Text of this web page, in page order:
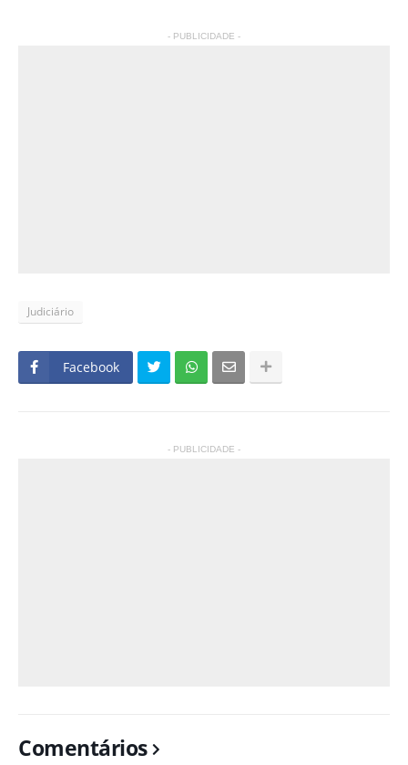
- PUBLICIDADE -
Judiciário
Facebook
- PUBLICIDADE -
Comentários